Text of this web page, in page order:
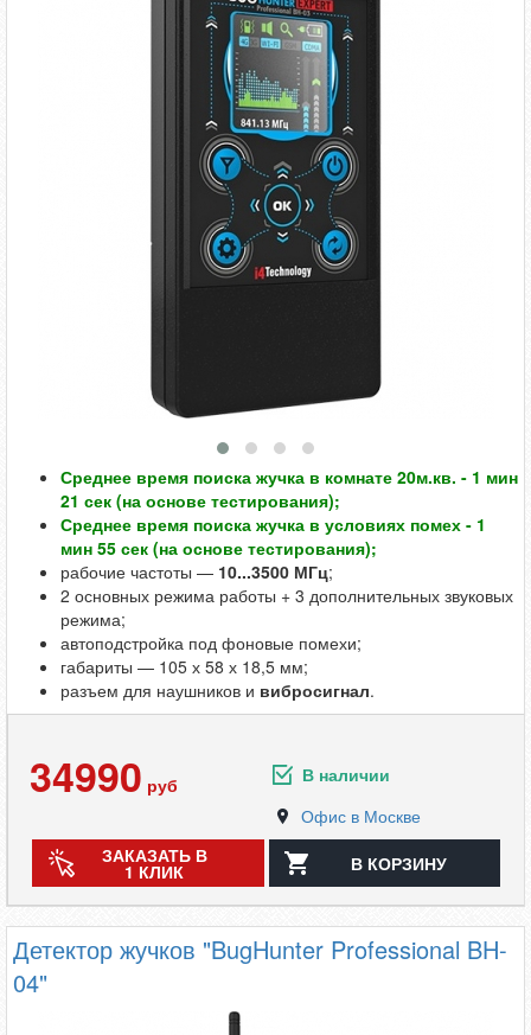
Среднее время поиска жучка в комнате 20м.кв. - 1 мин
21 сек (на основе тестирования);
Среднее время поиска жучка в условиях помех - 1
мин 55 сек (на основе тестирования);
рабочие частоты — 10...3500 МГц;
2 основных режима работы + 3 дополнительных звуковых
режима;
автоподстройка под фоновые помехи;
габариты — 105 х 58 х 18,5 мм;
разъем для наушников и вибросигнал.
34990 руб
В наличии
Офис в Москве
ЗАКАЗАТЬ В
1 КЛИК В КОРЗИНУ
Детектор жучков "BugHunter Professional BH-
04"